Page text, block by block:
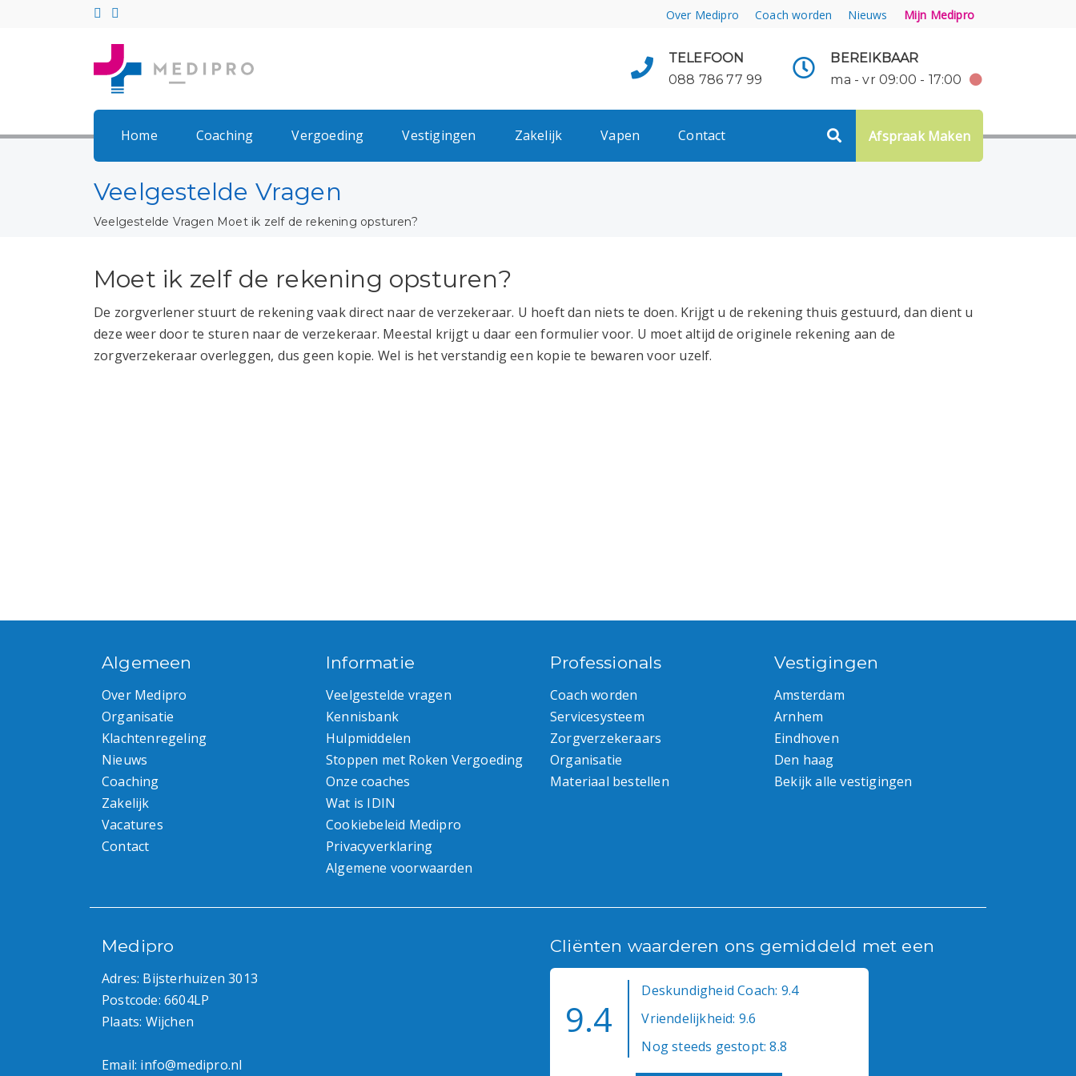
Over Medipro Coach worden Nieuws Mijn Medipro
TELEFOON
088 786 77 99
BEREIKBAAR
ma - vr 09:00 - 17:00
Home Coaching Vergoeding Vestigingen Zakelijk Vapen Contact Afspraak Maken
Veelgestelde Vragen
Veelgestelde Vragen Moet ik zelf de rekening opsturen?
Moet ik zelf de rekening opsturen?
De zorgverlener stuurt de rekening vaak direct naar de verzekeraar. U hoeft dan niets te doen. Krijgt u de rekening thuis gestuurd, dan dient u
deze weer door te sturen naar de verzekeraar. Meestal krijgt u daar een formulier voor. U moet altijd de originele rekening aan de
zorgverzekeraar overleggen, dus geen kopie. Wel is het verstandig een kopie te bewaren voor uzelf.
Algemeen
Over Medipro
Organisatie
Klachtenregeling
Nieuws
Coaching
Zakelijk
Vacatures
Contact
Informatie
Veelgestelde vragen
Kennisbank
Hulpmiddelen
Stoppen met Roken Vergoeding
Onze coaches
Wat is IDIN
Cookiebeleid Medipro
Privacyverklaring
Algemene voorwaarden
Professionals
Coach worden
Servicesysteem
Zorgverzekeraars
Organisatie
Materiaal bestellen
Vestigingen
Amsterdam
Arnhem
Eindhoven
Den haag
Bekijk alle vestigingen
Medipro
Adres: Bijsterhuizen 3013
Postcode: 6604LP
Plaats: Wijchen
Email: info@medipro.nl
Cliënten waarderen ons gemiddeld met een
9.4
Deskundigheid Coach: 9.4
Vriendelijkheid: 9.6
Nog steeds gestopt: 8.8